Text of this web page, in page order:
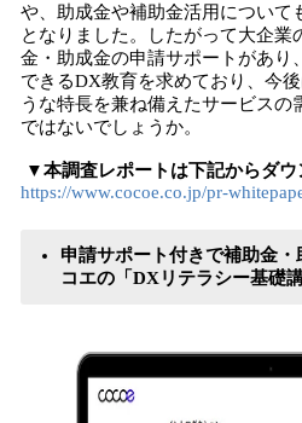
や、助成金や補助金活用について
となりました。したがって大企業
金・助成金の申請サポートがあり
できるDX教育を求めており、今
うな特長を兼ね備えたサービスの
ではないでしょうか。
▼本調査レポートは下記からダウ
https://www.cocoe.co.jp/pr-
申請サポート付きで補助金
コエの「DXリテラシー基礎講